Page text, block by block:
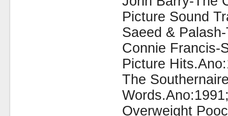
Picture Sound
Saeed &
Connie Francis-
Picture
The
Overweight